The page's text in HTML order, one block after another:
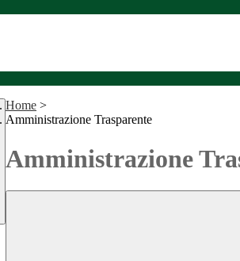
Home >
Amministrazione Trasparente
Amministrazione